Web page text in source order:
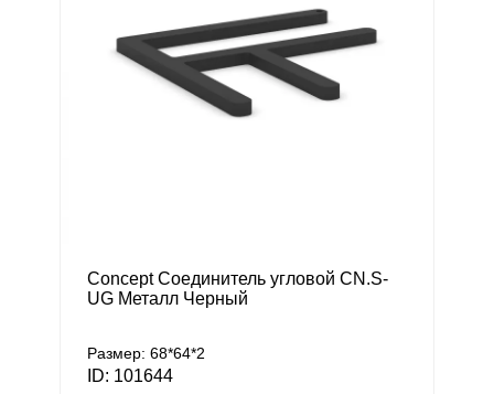
Concept Соединитель угловой CN.S-
UG Металл Черный
Размер: 68*64*2
ID: 101644